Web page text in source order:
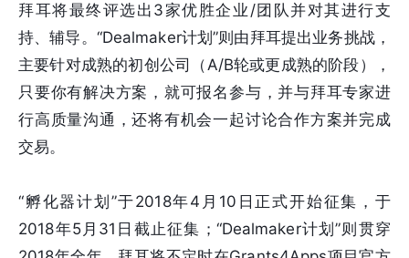
拜耳将最终评选出3家优胜企业/团队并对其进行支
持、辅导。“Dealmaker计划”则由拜耳提出业务挑战，
主要针对成熟的初创公司（A/B轮或更成熟的阶段），
只要你有解决方案，就可报名参与，并与拜耳专家进
行高质量沟通，还将有机会一起讨论合作方案并完成
交易。
“孵化器计划”于2018年4月10日正式开始征集，于
2018年5月31日截止征集；“Dealmaker计划”则贯穿